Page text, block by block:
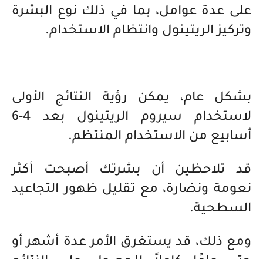
على عدة عوامل، بما في ذلك نوع البشرة
وتركيز الريتينول وانتظام الاستخدام.
بشكل عام، يمكن رؤية النتائج الأولى
لاستخدام سيروم الريتينول بعد 4-6
أسابيع من الاستخدام المنتظم.
قد تلاحظين أن بشرتك أصبحت أكثر
نعومة ونضارة، مع تقليل ظهور التجاعيد
السطحية.
ومع ذلك، قد يستغرق الأمر عدة أشهر أو